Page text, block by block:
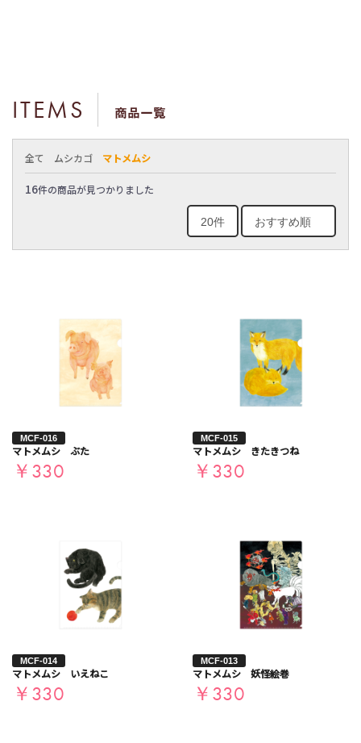
ITEMS 商品一覧
全て ムシカゴ マトメムシ
16件の商品が見つかりました
MCF-016
マトメムシ ぶた
￥330
MCF-015
マトメムシ きたきつね
￥330
MCF-014
マトメムシ いえねこ
￥330
MCF-013
マトメムシ 妖怪絵巻
￥330
カートへ進む